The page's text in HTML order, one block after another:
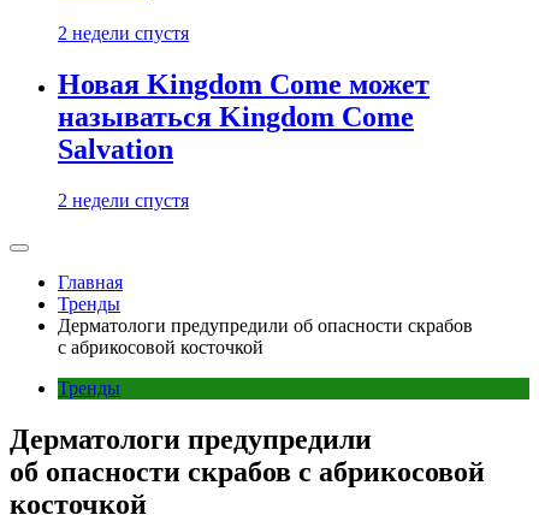
2 недели спустя
Новая Kingdom Come может
называться Kingdom Come
Salvation
2 недели спустя
Главная
Тренды
Дерматологи предупредили об опасности скрабов
с абрикосовой косточкой
Тренды
Дерматологи предупредили
об опасности скрабов с абрикосовой
косточкой